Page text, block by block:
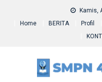
Kamis,
Home
BERITA Profil